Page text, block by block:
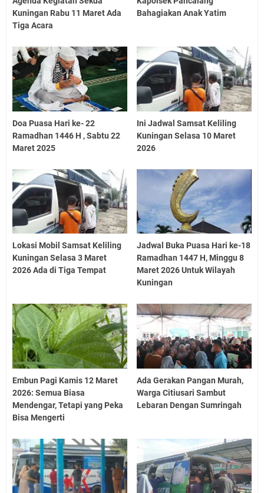
Kuningan Rabu 11 Maret Ada
Tiga Acara
Bahagiakan Anak Yatim
Doa Puasa Hari ke- 22
Ramadhan 1446 H , Sabtu 22
Maret 2025
Ini Jadwal Samsat Keliling
Kuningan Selasa 10 Maret
2026
Lokasi Mobil Samsat Keliling
Kuningan Selasa 3 Maret
2026 Ada di Tiga Tempat
Jadwal Buka Puasa Hari ke-18
Ramadhan 1447 H, Minggu 8
Maret 2026 Untuk Wilayah
Kuningan
Embun Pagi Kamis 12 Maret
2026: Semua Biasa
Mendengar, Tetapi yang Peka
Bisa Mengerti
Ada Gerakan Pangan Murah,
Warga Citiusari Sambut
Lebaran Dengan Sumringah